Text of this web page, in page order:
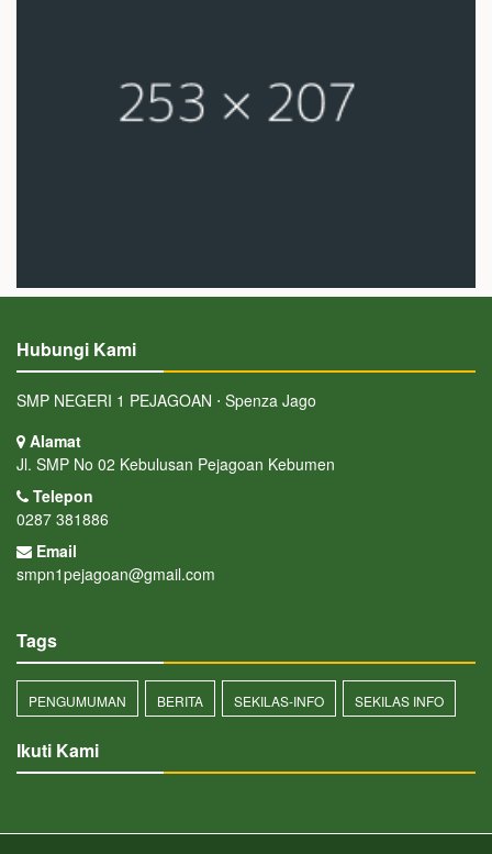
Hubungi Kami
SMP NEGERI 1 PEJAGOAN ⋅ Spenza Jago
Alamat
Jl. SMP No 02 Kebulusan Pejagoan Kebumen
Telepon
0287 381886
Email
smpn1pejagoan@gmail.com
Tags
PENGUMUMAN BERITA SEKILAS-INFO SEKILAS INFO
Ikuti Kami